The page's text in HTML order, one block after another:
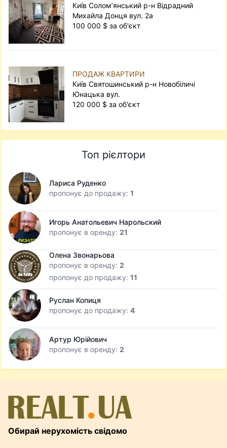
Київ Солом’янський р-н Відрадний
Михайла Донця вул. 2а
100 000 $ за об'єкт
ПРОДАЖ КВАРТИРИ
Київ Святошинський р-н Новобіличі
Юнацька вул.
120 000 $ за об'єкт
Топ рієлтори
Лариса Руденко
пропонує до продажу: 1
Игорь Анатольевич Нарольский
пропонує в оренду: 21
Олена Звонарьова
пропонує в оренду: 2
пропонує до продажу: 11
Руслан Копиця
пропонує до продажу: 4
Артур Юрійович
пропонує в оренду: 2
Обирай нерухомість свідомо